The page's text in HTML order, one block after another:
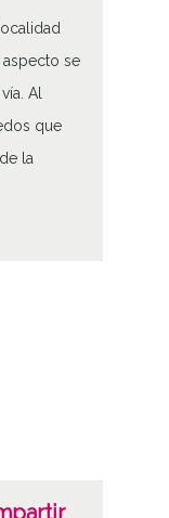
se
Al
que
la